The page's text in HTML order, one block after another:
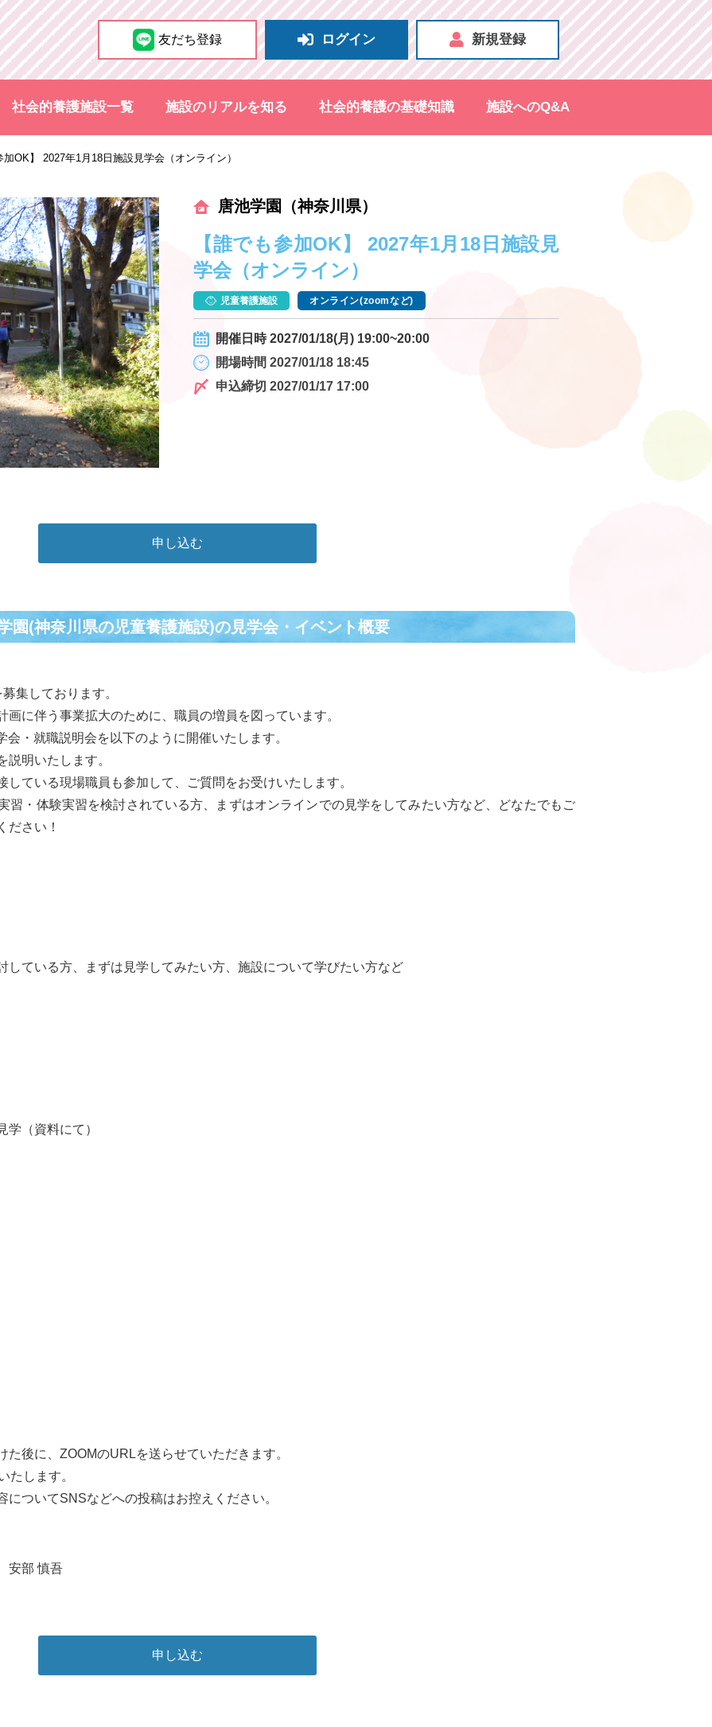
友だち登録 ログイン 新規登録
社会的養護施設一覧 施設のリアルを知る 社会的養護の基礎知識 施設へのQ&A
加OK】 2027年1月18日施設見学会（オンライン）
唐池学園（神奈川県）
【誰でも参加OK】 2027年1月18日施設見
学会（オンライン）
児童養護施設 オンライン(zoomなど)
開催日時 2027/01/18(月) 19:00~20:00
開場時間 2027/01/18 18:45
申込締切 2027/01/17 17:00
申し込む
園(神奈川県の児童養護施設)の⾒学会・イベント概要
集しております。
に伴う事業拡大のために、職員の増員を図っています。
・就職説明会を以下のように開催いたします。
明いたします。
ている現場職員も参加して、ご質問をお受けいたします。
習・体験実習を検討されている方、まずはオンラインでの見学をしてみたい方など、どなたでもご
ださい！
している方、まずは見学してみたい方、施設について学びたい方など
学（資料にて）
た後に、ZOOMのURLを送らせていただきます。
たします。
についてSNSなどへの投稿はお控えください。
部 慎吾
申し込む